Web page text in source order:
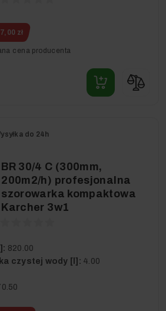
zł
cena producenta
do 24h
BR 30/4 C (300mm,
200m2/h) profesjonalna
szorowarka kompaktowa
Karcher 3w1
820.00
czystej wody [l]: 4.00